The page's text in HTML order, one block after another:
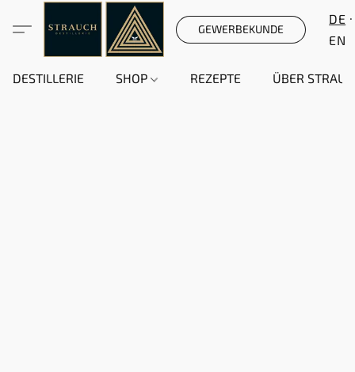
GEWERBEKUNDE
DE
EN
DESTILLERIE SHOP REZEPTE ÜBER